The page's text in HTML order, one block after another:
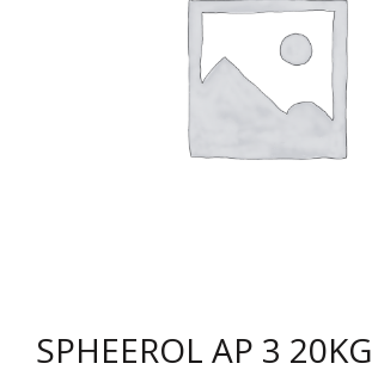
SPHEEROL AP 3 20KG